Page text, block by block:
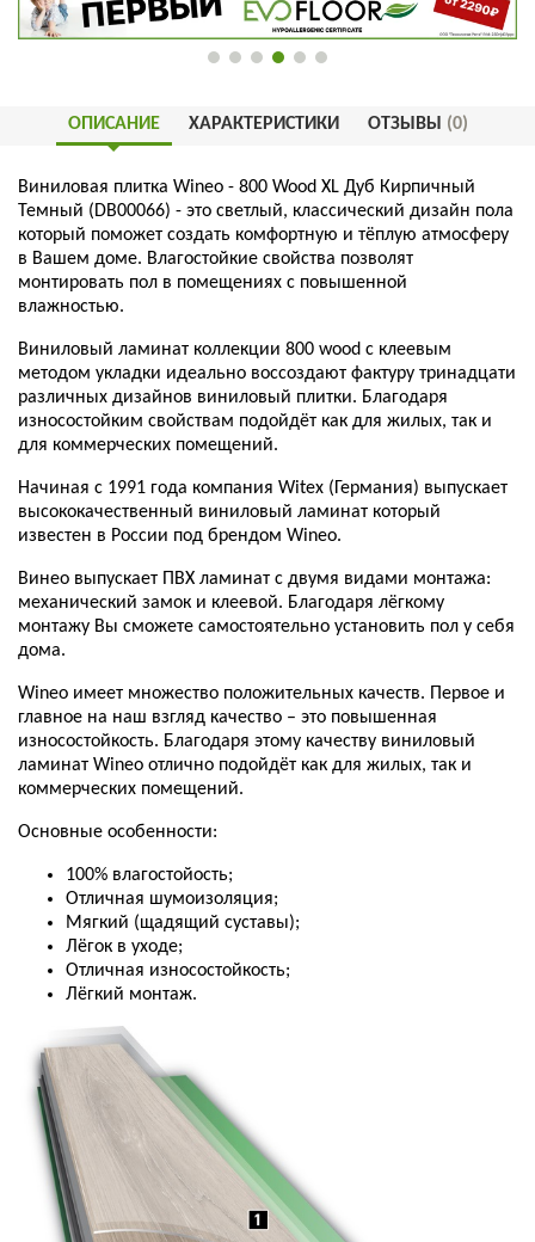
ОПИСАНИЕ ХАРАКТЕРИСТИКИ ОТЗЫВЫ (0)
Виниловая плитка Wineo - 800 Wood XL Дуб Кирпичный
Темный (DB00066) - это светлый, классический дизайн пола
который поможет создать комфортную и тёплую атмосферу
в Вашем доме. Влагостойкие свойства позволят
монтировать пол в помещениях с повышенной
влажностью.
Виниловый ламинат коллекции 800 wood с клеевым
методом укладки идеально воссоздают фактуру тринадцати
различных дизайнов виниловый плитки. Благодаря
износостойким свойствам подойдёт как для жилых, так и
для коммерческих помещений.
Начиная с 1991 года компания Witex (Германия) выпускает
высококачественный виниловый ламинат который
известен в России под брендом Wineo.
Винео выпускает ПВХ ламинат с двумя видами монтажа:
механический замок и клеевой. Благодаря лёгкому
монтажу Вы сможете самостоятельно установить пол у себя
дома.
Wineo имеет множество положительных качеств. Первое и
главное на наш взгляд качество – это повышенная
износостойкость. Благодаря этому качеству виниловый
ламинат Wineo отлично подойдёт как для жилых, так и
коммерческих помещений.
Основные особенности:
100% влагостойость;
Отличная шумоизоляция;
Мягкий (щадящий суставы);
Лёгок в уходе;
Отличная износостойкость;
Лёгкий монтаж.